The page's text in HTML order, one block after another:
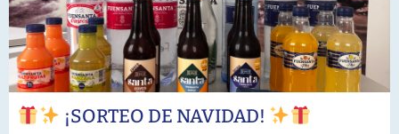
¡SORTEO DE NAVIDAD!